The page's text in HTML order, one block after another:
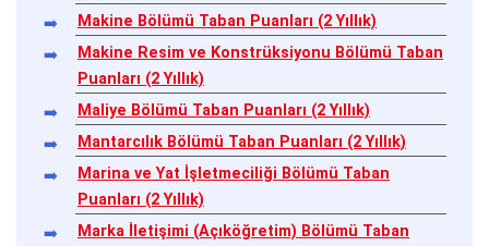
Makine Bölümü Taban Puanları (2 Yıllık)
Makine Resim ve Konstrüksiyonu Bölümü Taban
Puanları (2 Yıllık)
Maliye Bölümü Taban Puanları (2 Yıllık)
Mantarcılık Bölümü Taban Puanları (2 Yıllık)
Marina ve Yat İşletmeciliği Bölümü Taban
Puanları (2 Yıllık)
Marka İletişimi (Açıköğretim) Bölümü Taban